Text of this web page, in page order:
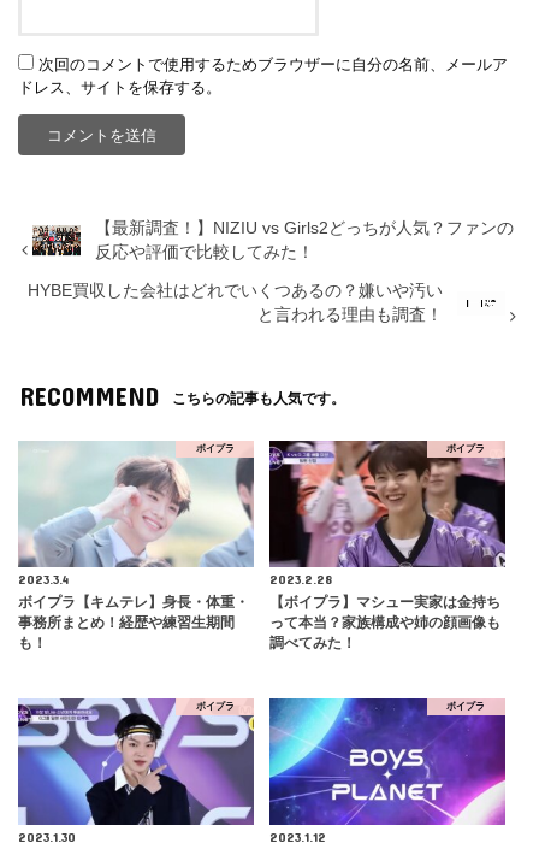
次回のコメントで使用するためブラウザーに自分の名前、メールア
ドレス、サイトを保存する。
【最新調査！】NIZIU vs Girls2どっちが人気？ファンの
反応や評価で比較してみた！
HYBE買収した会社はどれでいくつあるの？嫌いや汚い
と言われる理由も調査！
RECOMMEND こちらの記事も人気です。
ボイプラ
2023.3.4
ボイプラ【キムテレ】身長・体重・
事務所まとめ！経歴や練習生期間
も！
ボイプラ
2023.2.28
【ボイプラ】マシュー実家は金持ち
って本当？家族構成や姉の顔画像も
調べてみた！
ボイプラ
2023.1.30
ボイプラ
2023.1.12